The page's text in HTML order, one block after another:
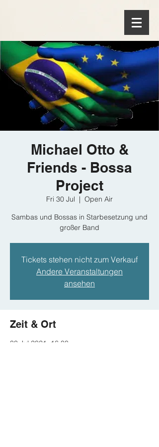
Michael Otto &
Friends - Bossa
Project
Fri 30 Jul
  |
Open Air
Sambas und Bossas in Starbesetzung und
großer Band
Tickets stehen nicht zum Verkauf
Andere Veranstaltungen
ansehen
Zeit & Ort
30 Jul 2021, 16:00